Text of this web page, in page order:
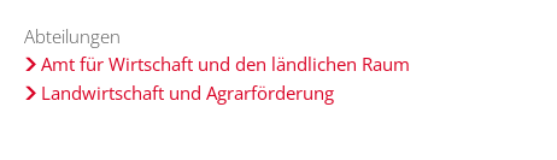
Abteilungen
Amt für Wirtschaft und den ländlichen Raum
Landwirtschaft und Agrarförderung